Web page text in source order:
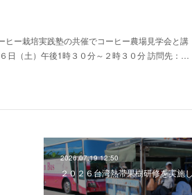
ー栽培実践塾の共催でコーヒー農場見学会と講
日（土）午後1時３０分～２時３０分 訪問先：…
2026.07.19 12:50
２０２６台湾熱帯果樹研修を実施